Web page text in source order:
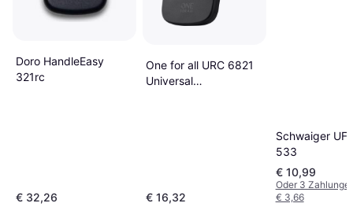
Doro HandleEasy
321rc
€ 32,26
One for all URC 6821
Universal
€ 16,32
Schwaiger
533
€ 10,99
Oder 3
€ 3,66